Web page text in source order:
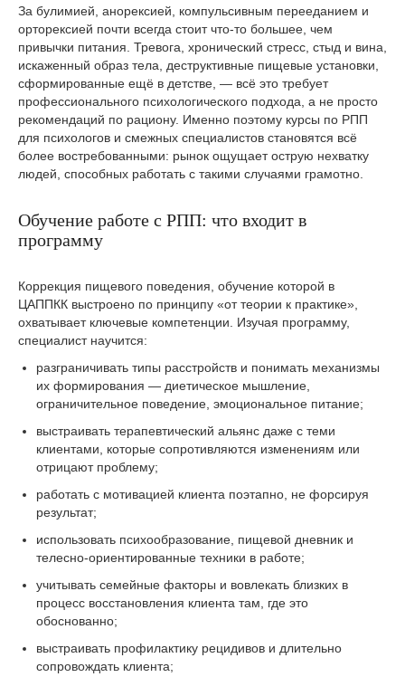
За булимией, анорексией, компульсивным перееданием и
орторексией почти всегда стоит что-то большее, чем
привычки питания. Тревога, хронический стресс, стыд и вина,
искаженный образ тела, деструктивные пищевые установки,
сформированные ещё в детстве, — всё это требует
профессионального психологического подхода, а не просто
рекомендаций по рациону. Именно поэтому курсы по РПП
для психологов и смежных специалистов становятся всё
более востребованными: рынок ощущает острую нехватку
людей, способных работать с такими случаями грамотно.
Обучение работе с РПП: что входит в
программу
Коррекция пищевого поведения, обучение которой в
ЦАППКК выстроено по принципу «от теории к практике»,
охватывает ключевые компетенции. Изучая программу,
специалист научится:
разграничивать типы расстройств и понимать механизмы
их формирования — диетическое мышление,
ограничительное поведение, эмоциональное питание;
выстраивать терапевтический альянс даже с теми
клиентами, которые сопротивляются изменениям или
отрицают проблему;
работать с мотивацией клиента поэтапно, не форсируя
результат;
использовать психообразование, пищевой дневник и
телесно-ориентированные техники в работе;
учитывать семейные факторы и вовлекать близких в
процесс восстановления клиента там, где это
обоснованно;
выстраивать профилактику рецидивов и длительно
сопровождать клиента;